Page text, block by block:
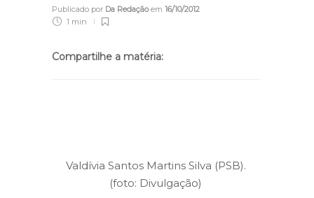
Publicado por Da Redaçãoem 16/10/2012
1 min
Compartilhe a matéria:
Valdívia Santos Martins Silva (PSB).
(foto: Divulgação)